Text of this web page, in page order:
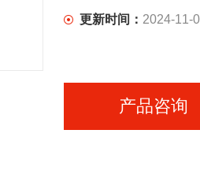
更新时间： 2024-11-
产品咨询